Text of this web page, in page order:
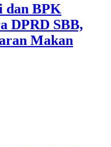
dan BPK
DPRD SBB,
Makan